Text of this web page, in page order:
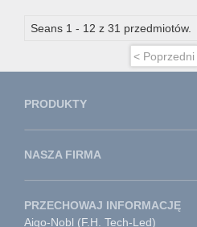
Seans 1 - 12 z 31 przedmiotów.
< Poprzedni
PRODUKTY
NASZA FIRMA
PRZECHOWAJ INFORMACJĘ
Aigo-Nobl (F.H. Tech-Led)